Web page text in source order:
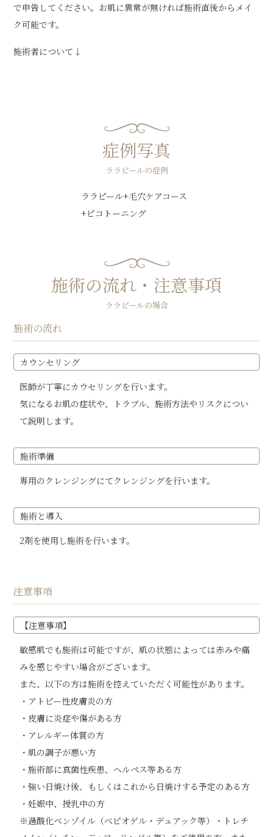
で申告してください。お肌に異常が無ければ施術直後からメイ
ク可能です。
施術者について↓
症例写真
ララピールの症例
ララピール+毛穴ケアコース
+ピコトーニング
施術の流れ・注意事項
ララピールの場合
施術の流れ
カウンセリング
医師が丁寧にカウセリングを行います。
気になるお肌の症状や、トラブル、施術方法やリスクについ
て説明します。
施術準備
専用のクレンジングにてクレンジングを行います。
施術と導入
2剤を使用し施術を行います。
注意事項
【注意事項】
敏感肌でも施術は可能ですが、肌の状態によっては赤みや痛
みを感じやすい場合がございます。
また、以下の方は施術を控えていただく可能性があります。
・アトピー性皮膚炎の方
・皮膚に炎症や傷がある方
・アレルギー体質の方
・肌の調子が悪い方
・施術部に真菌性疾患、ヘルペス等ある方
・強い日焼け後、もしくはこれから日焼けする予定のある方
・妊娠中、授乳中の方
※過酸化ベンゾイル（べピオゲル・デュアック等）・トレチ